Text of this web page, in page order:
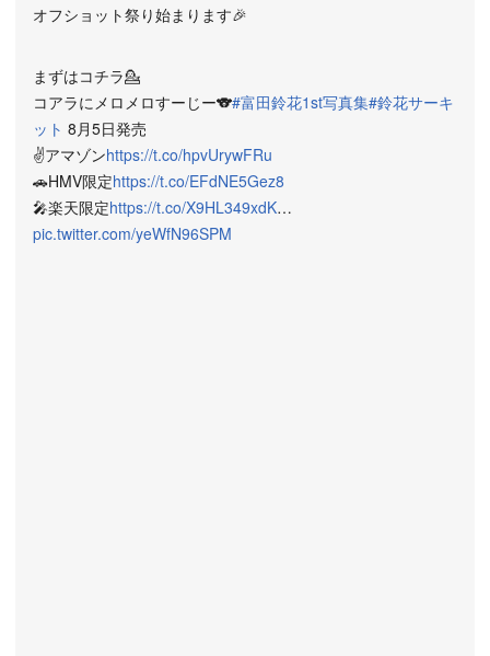
オフショット祭り始まります🎉
まずはコチラ💁
コアラにメロメロすーじー🐨#富田鈴花1st写真集#鈴花サーキ
ット 8月5日発売
✌️アマゾンhttps://t.co/hpvUrywFRu
🚗HMV限定https://t.co/EFdNE5Gez8
🎤楽天限定https://t.co/X9HL349xdK…
pic.twitter.com/yeWfN96SPM